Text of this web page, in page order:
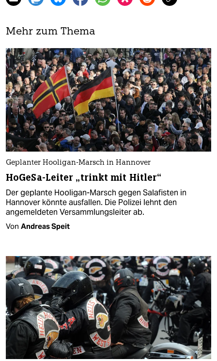
Mehr zum Thema
Geplanter Hooligan-Marsch in Hannover
HoGeSa-Leiter „trinkt mit Hitler“
Der geplante Hooligan-Marsch gegen Salafisten in
Hannover könnte ausfallen. Die Polizei lehnt den
angemeldeten Versammlungsleiter ab.
Von Andreas Speit